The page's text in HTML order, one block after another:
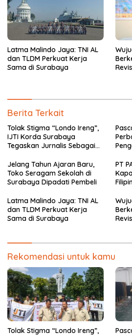
Latma Malindo Jaya: TNI AL
dan TLDM Perkuat Kerja
Sama di Surabaya
Berita Terkait
Tolak Stigma “Londo Ireng”,
IJTI Korda Surabaya
Tegaskan Jurnalis Sebagai
Jelang Tahun Ajaran Baru,
Toko Seragam Sekolah di
Surabaya Dipadati Pembeli
PT
Latma Malindo Jaya: TNI AL
dan TLDM Perkuat Kerja
Sama di Surabaya
Rekomendasi untuk kamu
Tolak Stigma “Londo Ireng”,